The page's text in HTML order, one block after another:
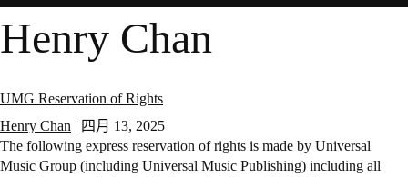
Henry Chan
UMG Reservation of Rights
Henry Chan | 四月 13, 2025
The following express reservation of rights is made by Universal
Music Group (including Universal Music Publishing) including all